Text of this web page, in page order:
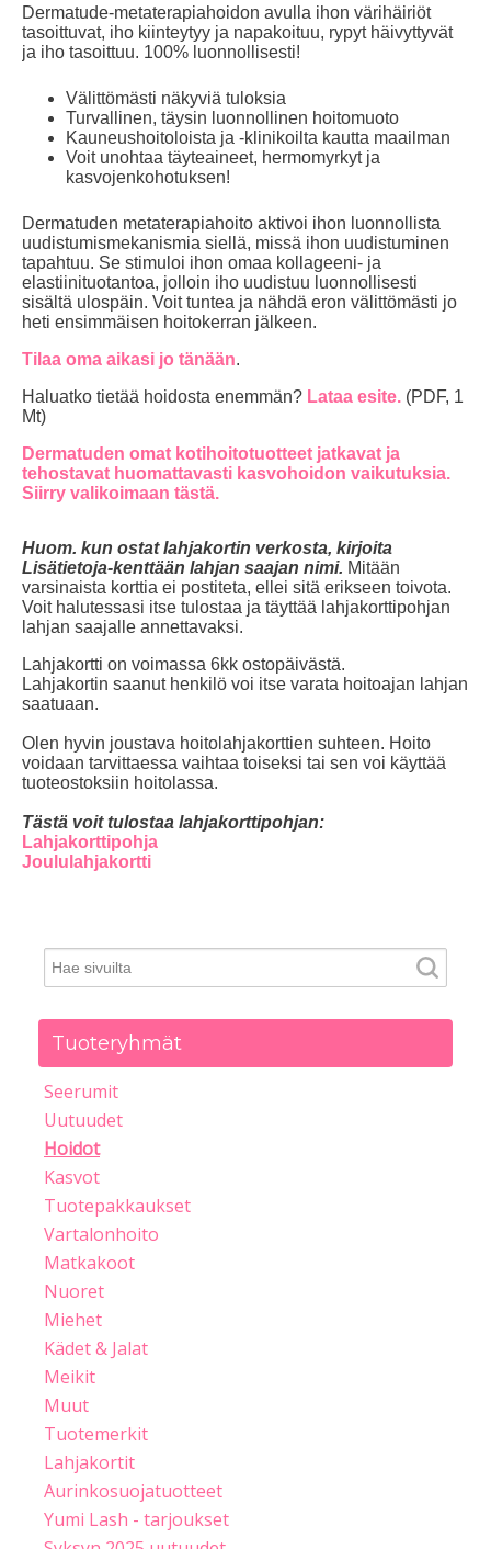
Dermatude-metaterapiahoidon avulla ihon värihäiriöt
tasoittuvat, iho kiinteytyy ja napakoituu, rypyt häivyttyvät
ja iho tasoittuu. 100% luonnollisesti!
Välittömästi näkyviä tuloksia
Turvallinen, täysin luonnollinen hoitomuoto
Kauneushoitoloista ja -klinikoilta kautta maailman
Voit unohtaa täyteaineet, hermomyrkyt ja
kasvojenkohotuksen!
Dermatuden metaterapiahoito aktivoi ihon luonnollista
uudistumismekanismia siellä, missä ihon uudistuminen
tapahtuu. Se stimuloi ihon omaa kollageeni- ja
elastiinituotantoa, jolloin iho uudistuu luonnollisesti
sisältä ulospäin. Voit tuntea ja nähdä eron välittömästi jo
heti ensimmäisen hoitokerran jälkeen.
Tilaa oma aikasi jo tänään.
Haluatko tietää hoidosta enemmän? Lataa esite. (PDF, 1
Mt)
Dermatuden omat kotihoitotuotteet jatkavat ja
tehostavat huomattavasti kasvohoidon vaikutuksia.
Siirry valikoimaan tästä.
Huom. kun ostat lahjakortin verkosta, kirjoita
Lisätietoja-kenttään lahjan saajan nimi. Mitään
varsinaista korttia ei postiteta, ellei sitä erikseen toivota.
Voit halutessasi itse tulostaa ja täyttää lahjakorttipohjan
lahjan saajalle annettavaksi.
Lahjakortti on voimassa 6kk ostopäivästä.
Lahjakortin saanut henkilö voi itse varata hoitoajan lahjan
saatuaan.
Olen hyvin joustava hoitolahjakorttien suhteen. Hoito
voidaan tarvittaessa vaihtaa toiseksi tai sen voi käyttää
tuoteostoksiin hoitolassa.
Tästä voit tulostaa lahjakorttipohjan:
Lahjakorttipohja
Joululahjakortti
Tuoteryhmät
Seerumit
Uutuudet
Hoidot
Kasvot
Tuotepakkaukset
Vartalonhoito
Matkakoot
Nuoret
Miehet
Kädet & Jalat
Meikit
Muut
Tuotemerkit
Lahjakortit
Aurinkosuojatuotteet
Yumi Lash - tarjoukset